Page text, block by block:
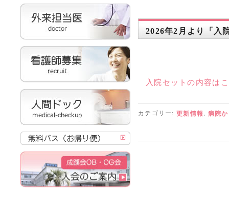
2026年2月より「入
入院セットの内容は
カテゴリー: 更新情報 病院